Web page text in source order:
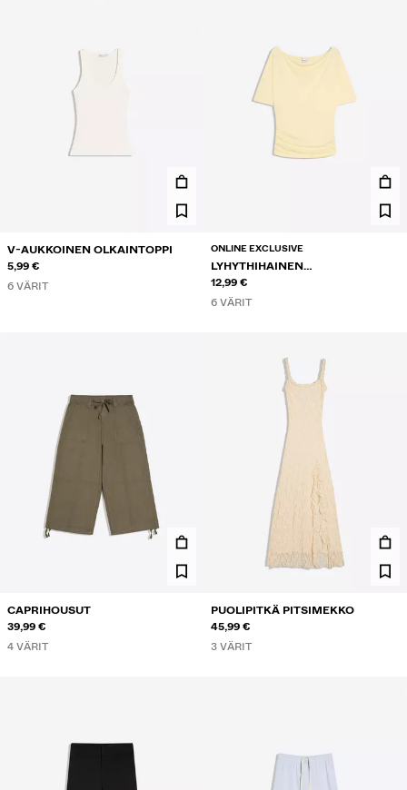
V-AUKKOINEN OLKAINTOPPI
5,99 €
6 VÄRIT
ONLINE EXCLUSIVE
LYHYTHIHAINEN
EPÄSYMMETRINEN T-PAITA
12,99 €
6 VÄRIT
CAPRIHOUSUT
39,99 €
4 VÄRIT
PUOLIPITKÄ PITSIMEKKO
45,99 €
3 VÄRIT